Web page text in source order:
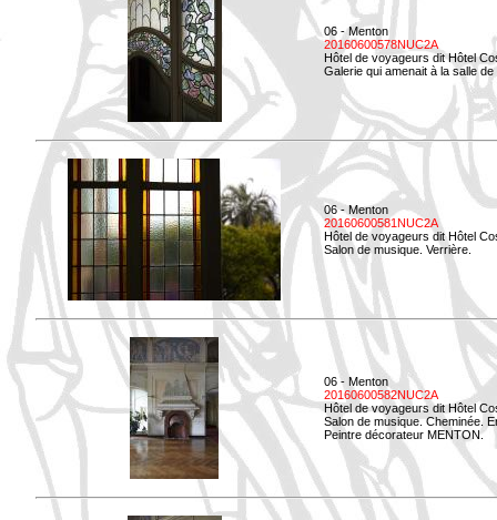
06 - Menton
20160600578NUC2A
Hôtel de voyageurs dit Hôtel
Galerie qui amenait à la salle
06 - Menton
20160600581NUC2A
Hôtel de voyageurs dit Hôtel
Salon de musique. Verrière.
06 - Menton
20160600582NUC2A
Hôtel de voyageurs dit Hôtel
Salon de musique. Cheminée.
Peintre décorateur MENTON.